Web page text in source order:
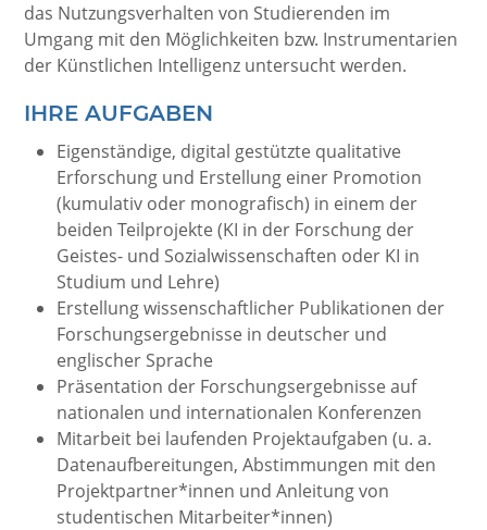
das Nutzungsverhalten von Studierenden im
Umgang mit den Möglichkeiten bzw. Instrumentarien
der Künstlichen Intelligenz untersucht werden.
IHRE AUFGABEN
Eigenständige, digital gestützte qualitative
Erforschung und Erstellung einer Promotion
(kumulativ oder monografisch) in einem der
beiden Teilprojekte (KI in der Forschung der
Geistes- und Sozialwissenschaften oder KI in
Studium und Lehre)
Erstellung wissenschaftlicher Publikationen der
Forschungsergebnisse in deutscher und
englischer Sprache
Präsentation der Forschungsergebnisse auf
nationalen und internationalen Konferenzen
Mitarbeit bei laufenden Projektaufgaben (u. a.
Datenaufbereitungen, Abstimmungen mit den
Projektpartner*innen und Anleitung von
studentischen Mitarbeiter*innen)